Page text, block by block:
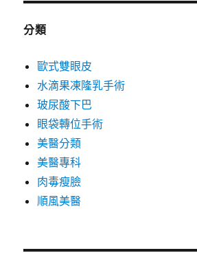
分類
歐式雙眼皮
水滴果凍隆乳手術
玻尿酸下巴
眼袋轉位手術
美醫分類
美醫專科
肉毒瘦臉
順風美醫